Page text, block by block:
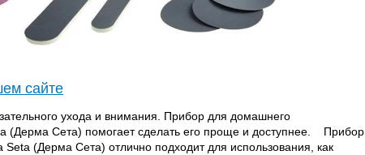
сайте
ухода и внимания. Прибор для домашнего
(Дерма Сета) помогает сделать его проще и доступнее. Прибор
Seta (Дерма Сета) отлично подходит для использования, как